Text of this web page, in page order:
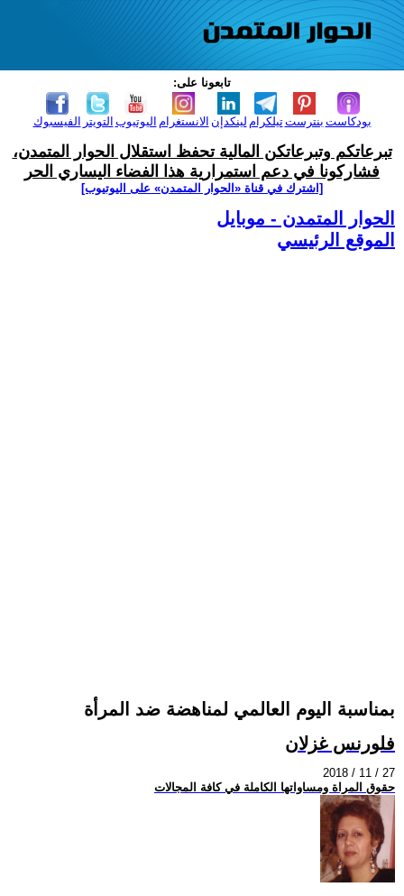
تابعونا على:
الفيسبوك التويتر اليوتيوب الانستغرام لينكدإن تيلكرامبنترست بودكاست
تبرعاتكم وتبرعاتكن المالية تحفظ استقلال الحوار المتمدن،
فشاركونا في دعم استمرارية هذا الفضاء اليساري الحر
[اشترك في قناة ‫«الحوار المتمدن» على اليوتيوب]
الحوار المتمدن - موبايل
الموقع الرئيسي
بمناسبة اليوم العالمي لمناهضة ضد المرأة
فلورنس غزلان
2018 / 11 / 27
حقوق المراة ومساواتها الكاملة في كافة المجالات